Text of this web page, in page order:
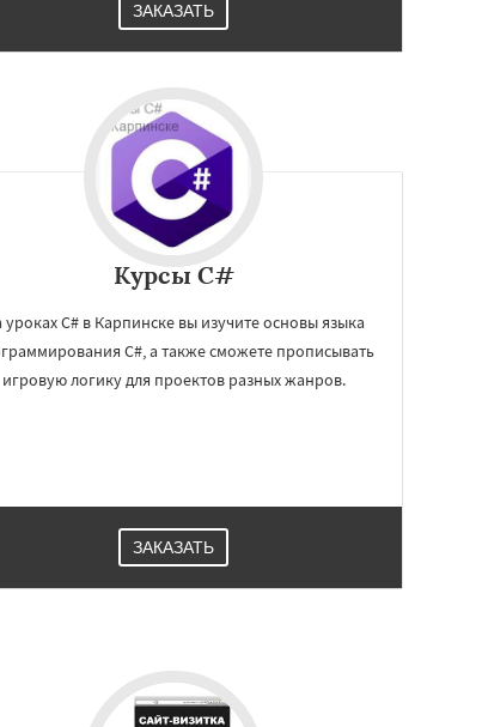
ЗАКАЗАТЬ
Курсы C#
уроках C# в Карпинске вы изучите основы языка
C#, а также сможете прописывать
игровую логику для проектов разных жанров.
ЗАКАЗАТЬ